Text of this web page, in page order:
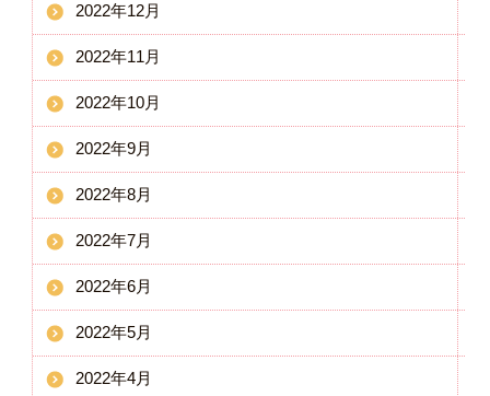
2022年12月
2022年11月
2022年10月
2022年9月
2022年8月
2022年7月
2022年6月
2022年5月
2022年4月